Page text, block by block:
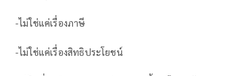
-ไม่ใช่แค่เรื่องภาษี
-ไม่ใช่แค่เรื่องสิทธิประโยชน์